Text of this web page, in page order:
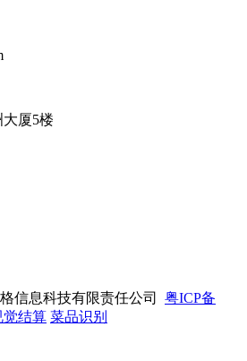
厦5楼
信息科技有限责任公司 粤ICP备
觉结算 菜品识别